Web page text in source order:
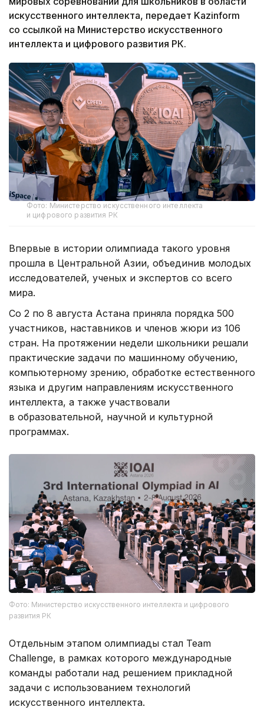
искусственного интеллекта, передает Kazinform
со ссылкой на Министерство искусственного
интеллекта и цифрового развития РК.
Фото: Министерство искусственного интеллекта
и цифрового развития РК
Впервые в истории олимпиада такого уровня
прошла в Центральной Азии, объединив молодых
исследователей, ученых и экспертов со всего
мира.
Со 2 по 8 августа Астана приняла порядка 500
участников, наставников и членов жюри из 106
стран. На протяжении недели школьники решали
практические задачи по машинному обучению,
компьютерному зрению, обработке естественного
языка и другим направлениям искусственного
интеллекта, а также участвовали
в образовательной, научной и культурной
программах.
Фото: Министерство искусственного интеллекта и цифрового
развития РК
Отдельным этапом олимпиады стал Team
Challenge, в рамках которого международные
команды работали над решением прикладной
задачи с использованием технологий
искусственного интеллекта.